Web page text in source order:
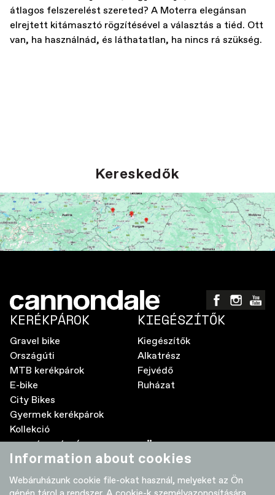
átlagos felszerelést szereted? A Moterra elegánsan
elrejtett kitámasztó rögzítésével a választás a tiéd. Ott
van, ha használnád, és láthatatlan, ha nincs rá szükség.
Kereskedők
KERÉKPÁROK
Gravel bike
Országúti
MTB kerékpárok
E-bike
City Bikes
Gyermek kerékpárok
Kollekció
KIEGÉSZÍTŐK
Kiegészítők
Alkatrész
Fejvédő
Ruházat
A MÁRKÁRÓL
Élettartam garancia
TÖBB
Adatvédelmi nyilatkozat
Information about cookies
Webáruházunk cookie file-okat használ, melyeket az Ön